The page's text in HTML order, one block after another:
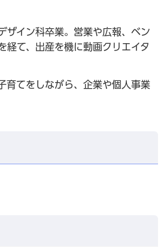
ザイン科卒業。営業や広報、ベン
経て、出産を機に動画クリエイタ
育てをしながら、企業や個人事業